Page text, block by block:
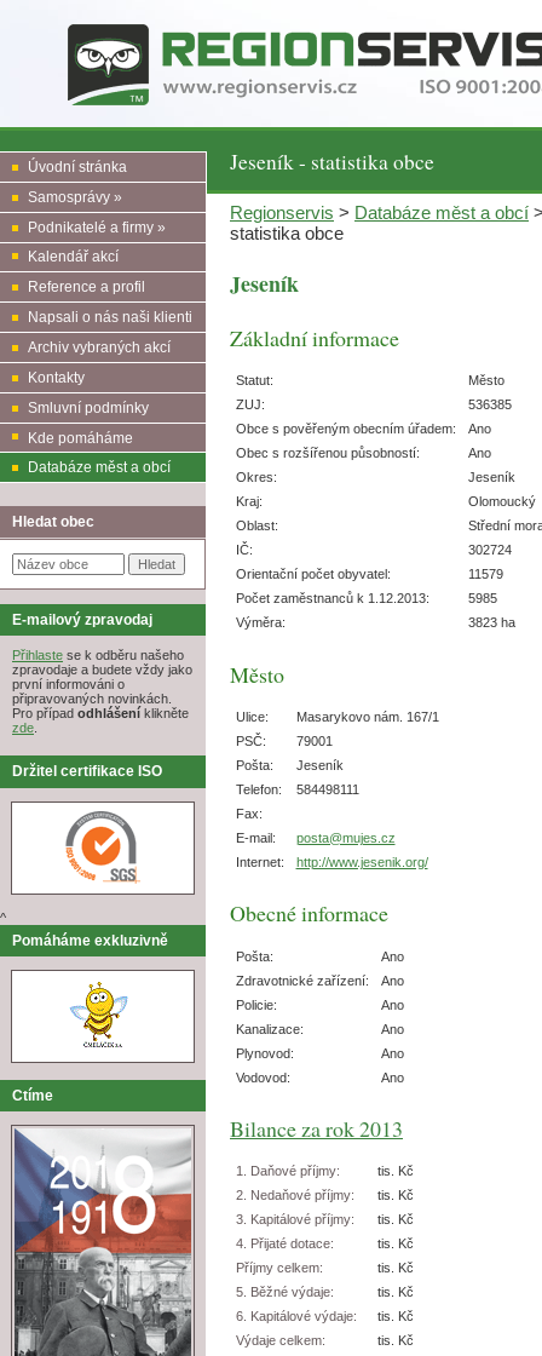
Jeseník - statistika obce
Úvodní stránka
Samosprávy »
Podnikatelé a firmy »
Kalendář akcí
Reference a profil
Napsali o nás naši klienti
Archiv vybraných akcí
Kontakty
Smluvní podmínky
Kde pomáháme
Databáze měst a obcí
Hledat obec
E-mailový zpravodaj
Přihlaste se k odběru našeho
zpravodaje a budete vždy jako
první informováni o
připravovaných novinkách.
Pro případ odhlášení klikněte
zde.
Držitel certifikace ISO
^
Pomáháme exkluzivně
Ctíme
Regionservis > Databáze měst a obcí
statistika obce
Jeseník
Základní informace
Statut:
Město
ZUJ:
536385
Obce s pověřeným obecním úřadem:
Ano
Obec s rozšířenou působností:
Ano
Okres:
Jeseník
Kraj:
Olomoucký
Oblast:
Střední
IČ:
302724
Orientační počet obyvatel:
11579
Počet zaměstnanců k 1.12.2013:
5985
Výměra:
3823 ha
Město
Ulice:
Masarykovo nám. 167/1
PSČ:
79001
Pošta:
Jeseník
Telefon:
584498111
Fax:
E-mail:
posta@mujes.cz
Internet:
http://www.jesenik.org/
Obecné informace
Pošta:
Ano
Zdravotnické zařízení:
Ano
Policie:
Ano
Kanalizace:
Ano
Plynovod:
Ano
Vodovod:
Ano
Bilance za rok 2013
1. Daňové příjmy:
tis. Kč
2. Nedaňové příjmy:
tis. Kč
3. Kapitálové příjmy:
tis. Kč
4. Přijaté dotace:
tis. Kč
Příjmy celkem:
tis. Kč
5. Běžné výdaje:
tis. Kč
6. Kapitálové výdaje:
tis. Kč
Výdaje celkem:
tis. Kč